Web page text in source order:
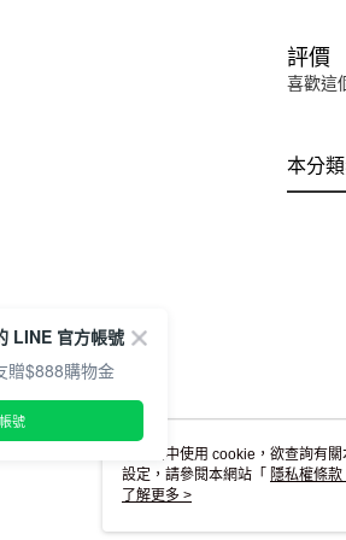
評價
喜歡這
本分
本網站中使用 cookie，欲查詢有
設定，請參閱本網站「 隱私權條款
使用 cookie。
了解更多 >
LINE 官方帳號
贈$888購物金
號